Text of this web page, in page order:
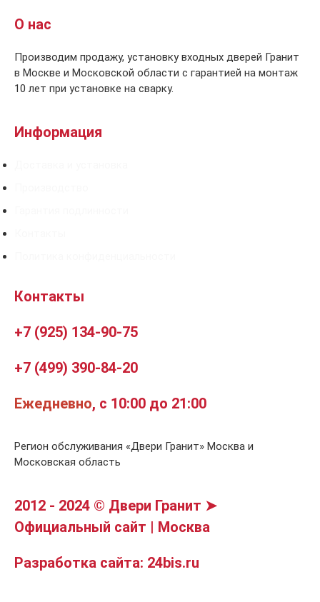
О нас
Производим продажу, установку входных дверей Гранит
в Москве и Московской области с гарантией на монтаж
10 лет при установке на сварку.
Информация
Контакты
+7 (925) 134-90-75
+7 (499) 390-84-20
Ежедневно, с 10:00 до 21:00
Регион обслуживания «Двери Гранит» Москва и
Московская область
2012 - 2024 © Двери Гранит ➤
Официальный сайт | Москва
Разработка сайта: 24bis.ru